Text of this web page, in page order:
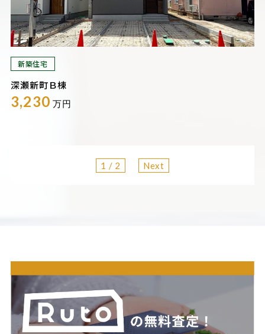
新築住宅
深瀬新町Ｂ棟
3,230 万円
1 / 2 Next